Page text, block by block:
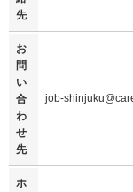
先
お
問
い
合
わ
せ
先
job-
ホ